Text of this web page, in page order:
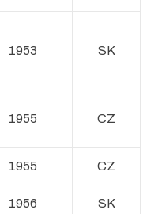
1953 SK
1955 CZ
1955 CZ
1956 SK